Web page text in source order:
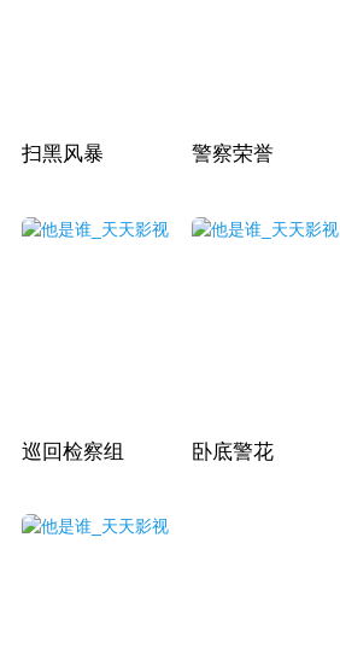
扫黑风暴 警察荣誉
巡回检察组 卧底警花